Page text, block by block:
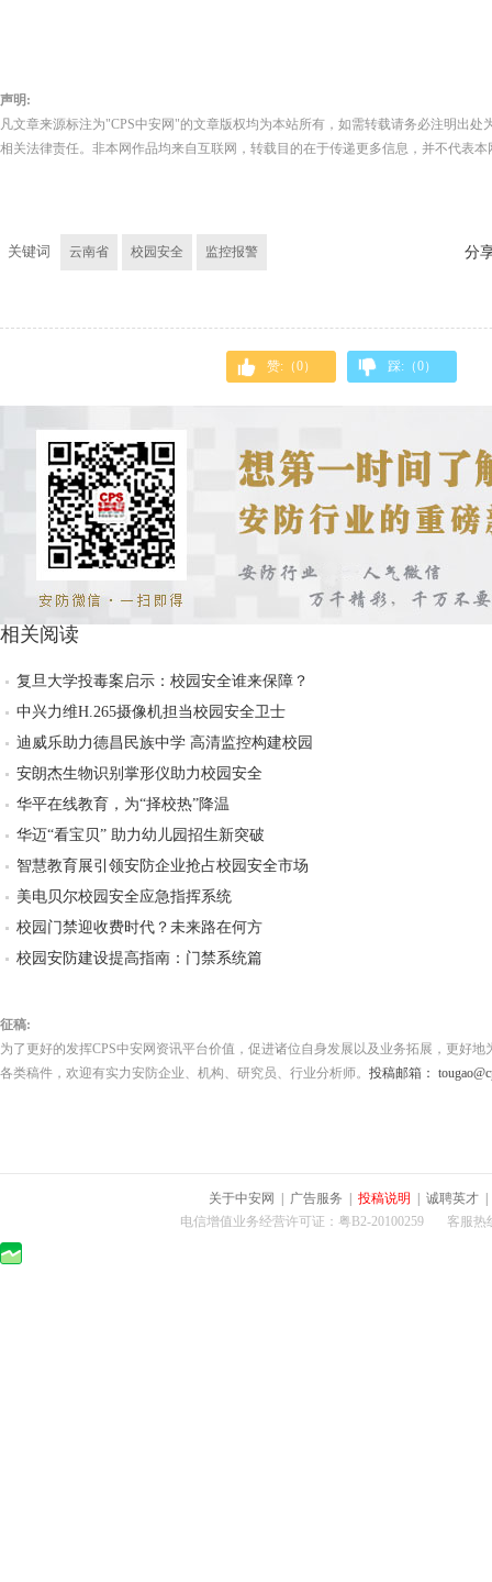
声明:
凡文章来源标注为"CPS中安网"的文章版权均为本站所有，如需转载请务必注明出处
相关法律责任。非本网作品均来自互联网，转载目的在于传递更多信息，并不代表
关键词 云南省 校园安全 监控报警 分
赞:（0） 踩:（0）
相关阅读
复旦大学投毒案启示：校园安全谁来保障？
中兴力维H.265摄像机担当校园安全卫士
迪威乐助力德昌民族中学 高清监控构建校园
安朗杰生物识别掌形仪助力校园安全
华平在线教育，为“择校热”降温
华迈“看宝贝” 助力幼儿园招生新突破
智慧教育展引领安防企业抢占校园安全市场
美电贝尔校园安全应急指挥系统
校园门禁迎收费时代？未来路在何方
校园安防建设提高指南：门禁系统篇
征稿:
为了更好的发挥CPS中安网资讯平台价值，促进诸位自身发展以及业务拓展，更好
各类稿件，欢迎有实力安防企业、机构、研究员、行业分析师。 投稿邮箱：
关于中安网 广告服务 投稿说明 诚聘英才
电信增值业务经营许可证：粤B2-20100259 客服